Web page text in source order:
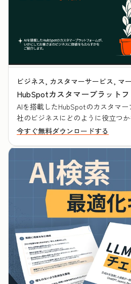
ビジネス, カスタマーサービス, マ
HubSpotカスタマープラット
AIを搭載したHubSpotのカスタマ
社のビジネスにどのように役立つか
今すぐ無料ダウンロードする